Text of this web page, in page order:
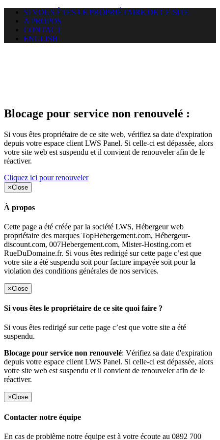
SI VOUS ÊTES LE PROPRIÉTAIRE DE CE SITE
A PROPOS
CONTACT
ENGLISH
Blocage pour service non renouvelé :
Si vous êtes propriétaire de ce site web, vérifiez sa date d'expiration
depuis votre espace client LWS Panel. Si celle-ci est dépassée, alors
votre site web est suspendu et il convient de renouveler afin de le
réactiver.
Cliquez ici pour renouveler
×Close
À propos
Cette page a été créée par la société LWS, Hébergeur web
propriétaire des marques TopHebergement.com, Hébergeur-
discount.com, 007Hebergement.com, Mister-Hosting.com et
RueDuDomaine.fr. Si vous êtes redirigé sur cette page c’est que
votre site a été suspendu soit pour facture impayée soit pour la
violation des conditions générales de nos services.
×Close
Si vous êtes le propriétaire de ce site quoi faire ?
Si vous êtes redirigé sur cette page c’est que votre site a été
suspendu.
Blocage pour service non renouvelé: Vérifiez sa date d'expiration
depuis votre espace client LWS Panel. Si celle-ci est dépassée, alors
votre site web est suspendu et il convient de renouveler afin de le
réactiver.
×Close
Contacter notre équipe
En cas de problème notre équipe est à votre écoute au 0892 700